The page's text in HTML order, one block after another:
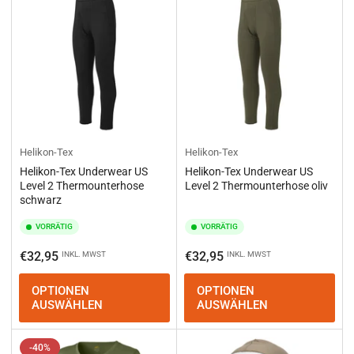
Helikon-Tex
Helikon-Tex Underwear US
Level 2 Thermounterhose
schwarz
VORRÄTIG
Normaler
Preis
€32,95 INKL. MWST
OPTIONEN
AUSWÄHLEN
Helikon-Tex
Helikon-Tex Underwear US
Level 2 Thermounterhose oliv
VORRÄTIG
Normaler
Preis
€32,95 INKL. MWST
OPTIONEN
AUSWÄHLEN
-40%